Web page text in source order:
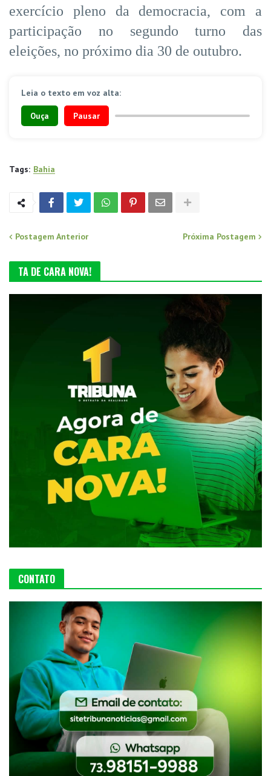
exercício pleno da democracia, com a
participação no segundo turno das
eleições, no próximo dia 30 de outubro.
Leia o texto em voz alta:
Ouça Pausar
Tags: Bahia
Postagem Anterior Próxima Postagem
TA DE CARA NOVA!
CONTATO